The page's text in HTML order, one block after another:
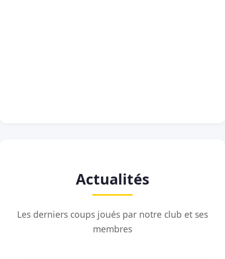
Actualités
Les derniers coups joués par notre club et ses
membres